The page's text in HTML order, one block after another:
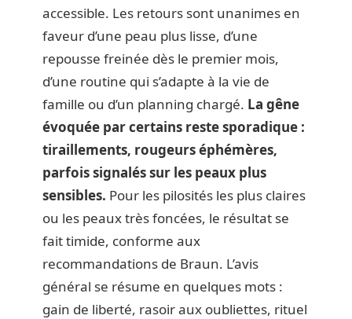
accessible. Les retours sont unanimes en
faveur d’une peau plus lisse, d’une
repousse freinée dès le premier mois,
d’une routine qui s’adapte à la vie de
famille ou d’un planning chargé. La gêne
évoquée par certains reste sporadique :
tiraillements, rougeurs éphémères,
parfois signalés sur les peaux plus
sensibles. Pour les pilosités les plus claires
ou les peaux très foncées, le résultat se
fait timide, conforme aux
recommandations de Braun. L’avis
général se résume en quelques mots :
gain de liberté, rasoir aux oubliettes, rituel